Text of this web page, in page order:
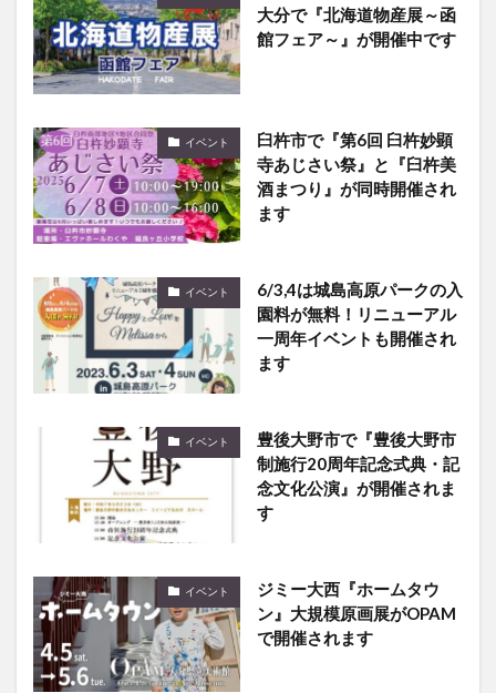
大分で『北海道物産展～函
館フェア～』が開催中です
イベント
臼杵市で『第6回 臼杵妙顕
寺あじさい祭』と『臼杵美
酒まつり』が同時開催され
ます
イベント
6/3,4は城島高原パークの入
園料が無料！リニューアル
一周年イベントも開催され
ます
イベント
豊後大野市で『豊後大野市
制施行20周年記念式典・記
念文化公演』が開催されま
す
イベント
ジミー大西『ホームタウ
ン』大規模原画展がOPAM
で開催されます